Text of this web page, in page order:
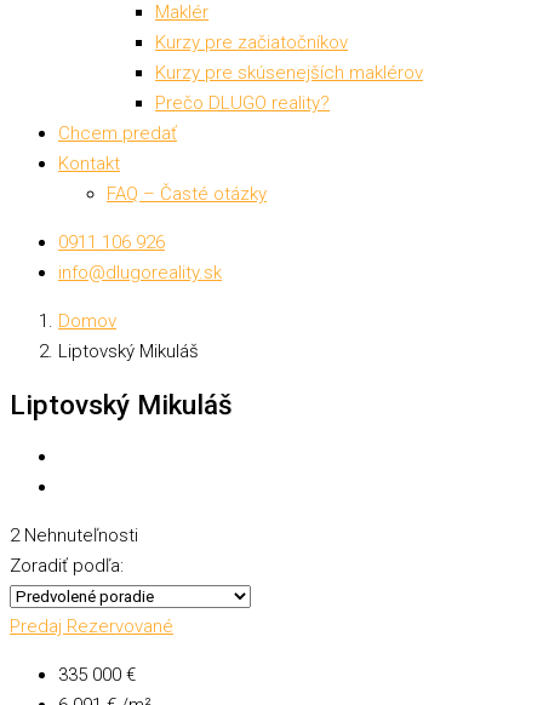
Maklér
Kurzy pre začiatočníkov
Kurzy pre skúsenejších maklérov
Prečo DLUGO reality?
Chcem predať
Kontakt
FAQ – Časté otázky
0911 106 926
info@dlugoreality.sk
Domov
Liptovský Mikuláš
Liptovský Mikuláš
2 Nehnuteľnosti
Zoradiť podľa:
Predaj Rezervované
335 000 €